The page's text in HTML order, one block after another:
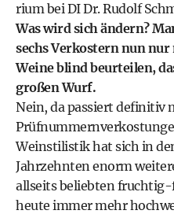
rium bei DI Dr. Rudolf
Was wird sich ändern?
sechs Verkostern nun
Weine blind beurteilen,
großen Wurf.
Nein, da passiert definitiv
Weinstilistik hat sich in
Jahrzehnten enorm
allseits beliebten
heute immer mehr